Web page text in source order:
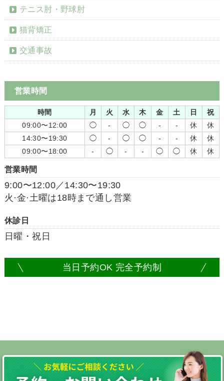
テニス肘・野球肘
猫背矯正
交通事故
営業時間
時間 月 火 水 木 金 土 日
祝
09:00〜12:00
◯ - ◯ ◯ - - 休
休
14:30〜19:30
◯ - ◯ ◯ - - 休
休
09:00〜18:00
- ◯ - - ◯ ◯ 休 休
営業時間
9:00〜12:00／14:30〜19:30
火·金·土曜は18時まで通し営業
休診日
日曜・祝日
当日予約OK 完全予約制